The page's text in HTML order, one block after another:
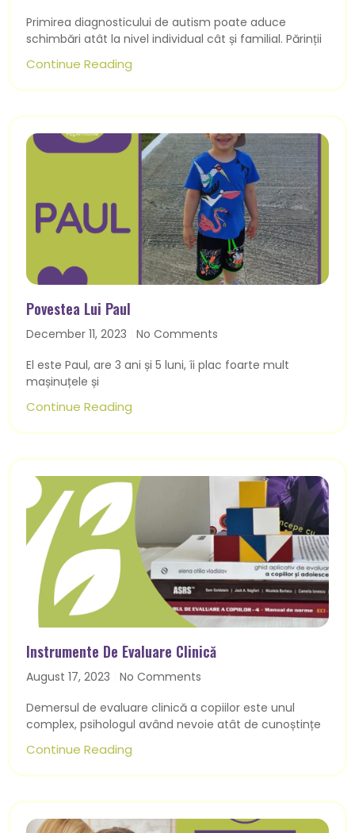
Primirea diagnosticului de autism poate aduce
schimbări atât la nivel individual cât și familial. Părinții
Continue Reading
Povestea Lui Paul
December 11, 2023
No Comments
El este Paul, are 3 ani și 5 luni, îi plac foarte mult
mașinuțele și
Continue Reading
Instrumente De Evaluare Clinică
August 17, 2023
No Comments
Demersul de evaluare clinică a copiilor este unul
complex, psihologul având nevoie atât de cunoștințe
Continue Reading